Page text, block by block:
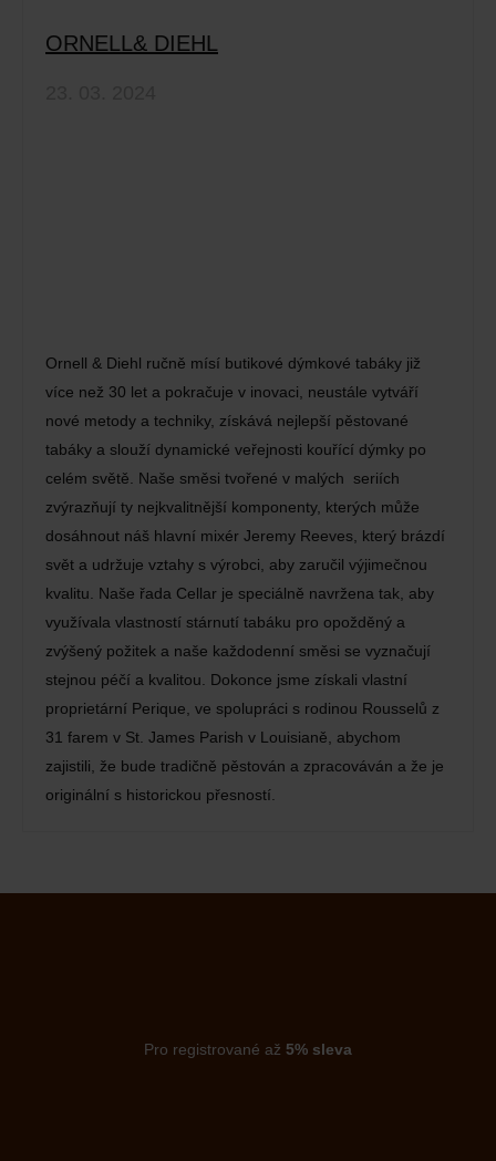
ORNELL& DIEHL
Ornell & Diehl ručně mísí butikové dýmkové tabáky již
více než 30 let a pokračuje v inovaci, neustále vytváří
nové metody a techniky, získává nejlepší pěstované
tabáky a slouží dynamické veřejnosti kouřící dýmky po
celém světě. Naše směsi tvořené v malých seriích
zvýrazňují ty nejkvalitnější komponenty, kterých může
dosáhnout náš hlavní mixér Jeremy Reeves, který brázdí
svět a udržuje vztahy s výrobci, aby zaručil výjimečnou
kvalitu. Naše řada Cellar je speciálně navržena tak, aby
využívala vlastností stárnutí tabáku pro opožděný a
zvýšený požitek a naše každodenní směsi se vyznačují
stejnou péčí a kvalitou. Dokonce jsme získali vlastní
proprietární Perique, ve spolupráci s rodinou Rousselů z
31 farem v St. James Parish v Louisianě, abychom
zajistili, že bude tradičně pěstován a zpracováván a že je
originální s historickou přesností.
Pro registrované až 5% sleva